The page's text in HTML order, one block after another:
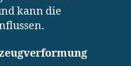
kann die